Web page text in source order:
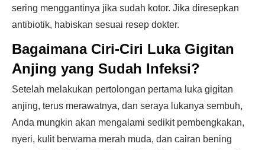
sering menggantinya jika sudah kotor. Jika diresepkan
antibiotik, habiskan sesuai resep dokter.
Bagaimana Ciri-Ciri Luka Gigitan
Anjing yang Sudah Infeksi?
Setelah melakukan pertolongan pertama luka gigitan
anjing, terus merawatnya, dan seraya lukanya sembuh,
Anda mungkin akan mengalami sedikit pembengkakan,
nyeri, kulit berwarna merah muda, dan cairan bening